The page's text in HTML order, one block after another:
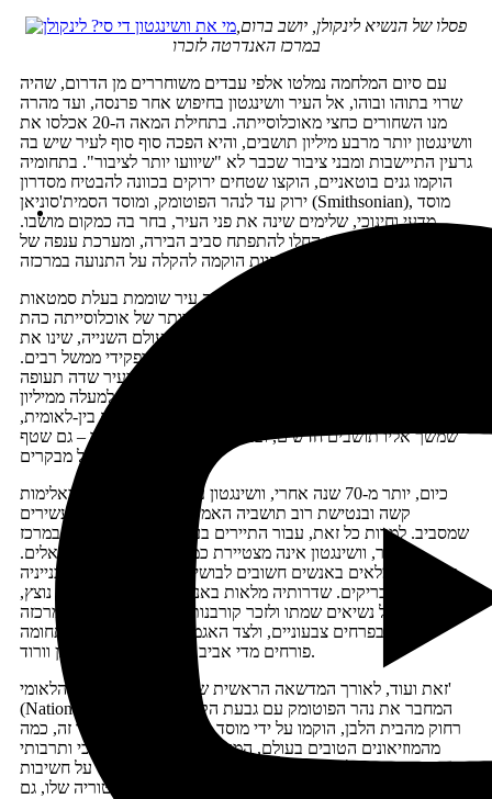
פסלו של הנשיא לינקולן, יושב ברום,
במרכז האנדרטה לזכרו
עם סיום המלחמה נמלטו אלפי עבדים משוחררים מן הדרום, שהיה
שרוי בתוהו ובוהו, אל העיר וושינגטון בחיפוש אחר פרנסה, ועד מהרה
מנו השחורים כחצי מאוכלוסייתה. בתחילת המאה ה-20 אכלסו את
וושינגטון יותר מרבע מיליון תושבים, והיא הפכה סוף סוף לעיר שיש בה
גרעין התיישבות ומבני ציבור שכבר לא "שיוועו יותר לציבור". בתחומיה
הוקמו גנים בוטאניים, הוקצו שטחים ירוקים בכוונה להבטיח מסדרון
ירוק עד לנהר הפוטומק, ומוסד הסמית'סוניאן (Smithsonian), מוסד
מדעי וחינוכי, שלימים שינה את פני העיר, בחר בה כמקום מושבו.
פרברים אמידים החלו להתפתח סביב הבירה, ומערכת ענפה של
אולם, למרות כל אלו, וושינגטון נותרה עיר שוממת בעלת סמטאות
חשוכות ומוזנחות ושיעורי עוני גבוהים ביותר של אוכלוסייתה כהת
העור. מלחמות העולם, ובעיקר מלחמת העולם השנייה, שינו את
התמונה, שכן בעקבותיהן זרמו לאזור אנשי צבא ופקידי ממשל רבים.
באותה העת הוקם גם מבנה הפנטגון, והוכשר בעיר שדה תעופה
אזרחי. בתום מלחמת העולם השנייה מנתה העיר למעלה ממיליון
תושבים, והיא הפכה למטרופולין מוכר בעל חשיבות בין-לאומית,
שמשך אליו תושבים חדשים, ובפעם הראשונה בתולדותיו – גם שטף
כיום, יותר מ-70 שנה אחרי, וושינגטון עדיין נאבקת בעוני, באלימות
קשה ובנטישת רוב תושביה האמידים אל הפרברים העשירים
שמסביב. למרות כל זאת, עבור התיירים בעיר, שטיולם מתמקד במרכז
העיר, וושינגטון אינה מצטיירת כמקום עני, ובוודאי לא אלים.
רחובותיה מלאים באנשים חשובים לבושים חליפות מהודרות ובנייניה
מפוארים ומבריקים. שדרותיה מלאות באנדרטאות עשויות שיש נוצץ,
לזכרם של נשיאים שמתו ולזכר קורבנות מלחמות, הגנים שבמרכזה
מלאים בפרחים צבעוניים, ולצד האגמים המלאכותיים שבתחומה
פורחים מדי אביב עצי הדובדבן בגוני לבן וורוד.
זאת ועוד, לאורך המדשאה הראשית של מרכז העיר, 'המול הלאומי'
(National Mall), המחבר את נהר הפוטומק עם גבעת הקפיטול, לא
רחוק מהבית הלבן, הוקמו על ידי מוסד הסימת'סוניאן, זה ליד זה, כמה
מהמוזיאונים הטובים בעולם, המוסיפים לעיר נדבך חינוכי ותרבותי
חשוב, כיאה לעם שמלמד את תלמידי בית הספר שלו על חשיבות
הפיתוח המדעי, שמוביל את חקר החלל ושגאֵה בהיסטוריה שלו, גם